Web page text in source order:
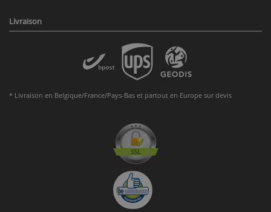
Livraison
* Livraison en Belgique/France/Pays-Bas et partout en Europe sur devis